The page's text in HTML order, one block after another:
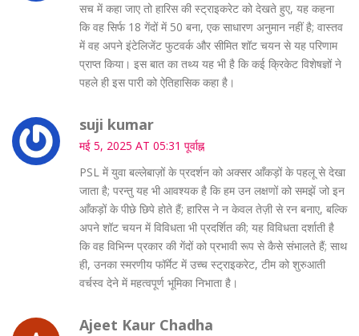
सच में कहा जाए तो हारिस की स्ट्राइकरेट को देखते हुए, यह कहना
कि वह सिर्फ 18 गेंदों में 50 बना, एक साधारण अनुमान नहीं है; वास्तव
में वह अपने इंटेलिजेंट फुटवर्क और सीमित शॉट चयन से यह परिणाम
प्राप्त किया। इस बात का तथ्य यह भी है कि कई क्रिकेट विशेषज्ञों ने
पहले ही इस पारी को ऐतिहासिक कहा है।
suji kumar
मई 5, 2025 AT 05:31 पूर्वाह्न
PSL में युवा बल्लेबाज़ों के प्रदर्शन को अक्सर आँकड़ों के पहलू से देखा
जाता है; परन्तु यह भी आवश्यक है कि हम उन लक्षणों को समझें जो इन
आँकड़ों के पीछे छिपे होते हैं; हारिस ने न केवल तेज़ी से रन बनाए, बल्कि
अपने शॉट चयन में विविधता भी प्रदर्शित की; यह विविधता दर्शाती है
कि वह विभिन्न प्रकार की गेंदों को प्रभावी रूप से कैसे संभालते हैं; साथ
ही, उनका स्मरणीय फॉर्मेट में उच्च स्ट्राइकरेट, टीम को शुरुआती
वर्चस्व देने में महत्वपूर्ण भूमिका निभाता है।
Ajeet Kaur Chadha